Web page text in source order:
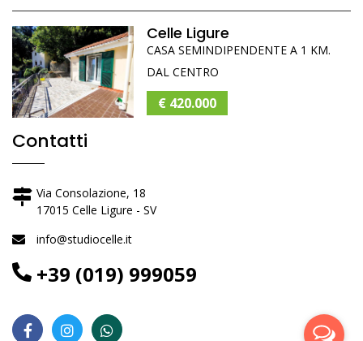
Celle Ligure
CASA SEMINDIPENDENTE A 1 KM.
DAL CENTRO
€ 420.000
Contatti
Via Consolazione, 18
17015 Celle Ligure - SV
info@studiocelle.it
+39 (019) 999059